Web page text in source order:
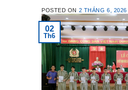
POSTED ON 2 THÁNG 6, 2026
02
Th6